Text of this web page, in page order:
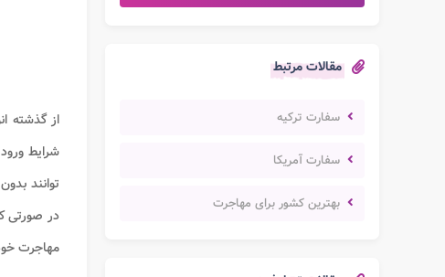
مقالات مرتبط
سفارت ترکیه
سفارت آمریکا
بهترین کشور برای مهاجرت
از گذشته
شرایط
توانند
در صورتی
مهاجرت